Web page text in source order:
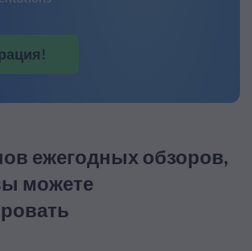
ежегодных обзоров,
можете